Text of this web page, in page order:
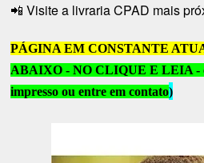
📲 Visite a livraria CPAD mais
PÁGINA EM CONSTANTE
ABAIXO - NO CLIQUE E LEIA -
impresso ou entre em contato)